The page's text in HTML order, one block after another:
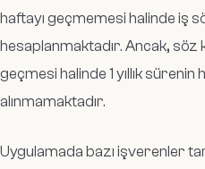
haftayı geçmemesi halinde iş
hesaplanmaktadır. Ancak, söz
geçmesi halinde 1 yıllık
alınmamaktadır.
Uygulamada bazı işverenler